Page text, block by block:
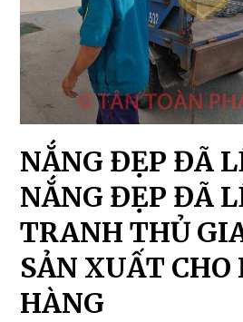
NẮNG ĐẸP ĐÃ
NẮNG ĐẸP ĐÃ
TRANH THỦ
SẢN XUẤT CHO
HÀNG